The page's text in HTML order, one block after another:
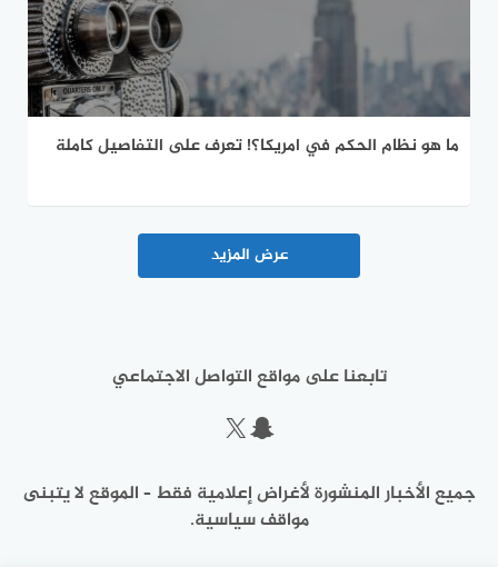
ما هو نظام الحكم في امريكا؟! تعرف على التفاصيل كاملة
عرض المزيد
تابعنا على مواقع التواصل الاجتماعي
سناب شات
إكس
جميع الأخبار المنشورة لأغراض إعلامية فقط – الموقع لا يتبنى
مواقف سياسية.